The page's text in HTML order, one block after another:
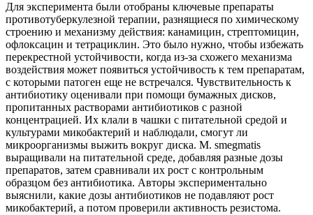
Для эксперимента были отобраны ключевые препараты
противотуберкулезной терапии, разнящиеся по химическому
строению и механизму действия: канамицин, стрептомицин,
офлоксацин и тетрациклин. Это было нужно, чтобы избежать
перекрестной устойчивости, когда из-за схожего механизма
воздействия может появиться устойчивость к тем препаратам,
с которыми патоген еще не встречался. Чувствительность к
антибиотику оценивали при помощи бумажных дисков,
пропитанных растворами антибиотиков с разной
концентрацией. Их клали в чашки с питательной средой и
культурами микобактерий и наблюдали, смогут ли
микроорганизмы выжить вокруг диска. M. smegmatis
выращивали на питательной среде, добавляя разные дозы
препаратов, затем сравнивали их рост с контрольным
образцом без антибиотика. Авторы экспериментально
выяснили, какие дозы антибиотиков не подавляют рост
микобактерий, а потом проверили активность резистома.